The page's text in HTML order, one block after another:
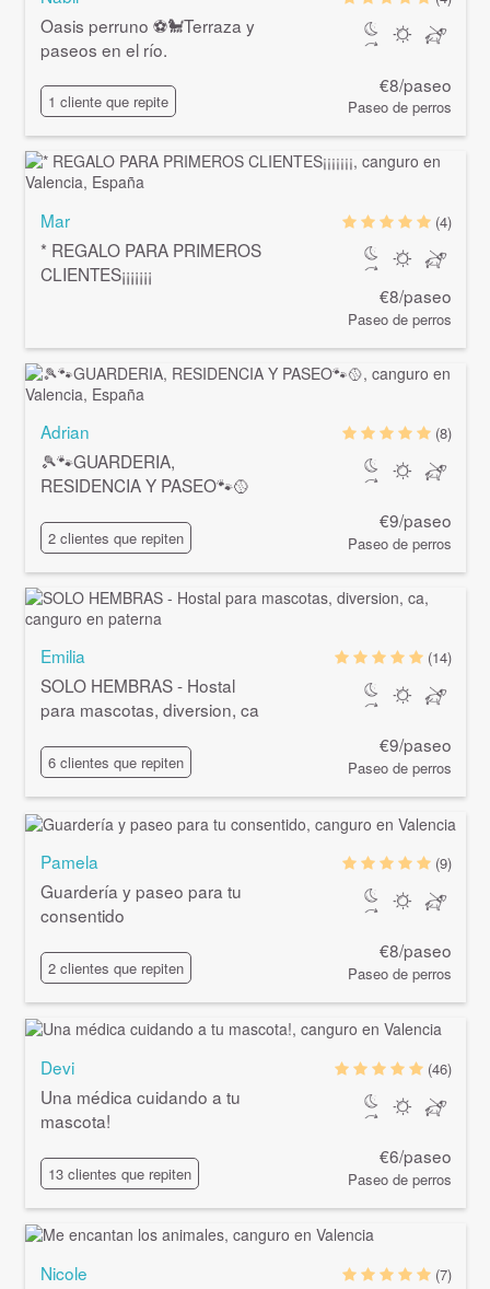
Oasis perruno ⚽🐩Terraza y
paseos en el río.
1 cliente que repite
€8/paseo
Paseo de perros
Mar
* REGALO PARA PRIMEROS
CLIENTES¡¡¡¡¡¡¡
(4)
€8/paseo
Paseo de perros
Adrian
🎾🐾GUARDERIA,
RESIDENCIA Y PASEO🐾🥎
2 clientes que repiten
(8)
€9/paseo
Paseo de perros
Emilia
SOLO HEMBRAS - Hostal
para mascotas, diversion, ca
6 clientes que repiten
(14)
€9/paseo
Paseo de perros
Pamela
Guardería y paseo para tu
consentido
2 clientes que repiten
(9)
€8/paseo
Paseo de perros
Devi
Una médica cuidando a tu
mascota!
13 clientes que repiten
(46)
€6/paseo
Paseo de perros
Nicole
(7)